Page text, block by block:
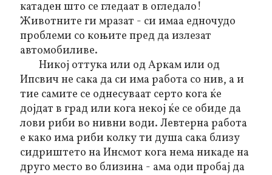
катаден што се гледаат в огледало!
Животните ги мразат - си имаа едночудо
проблеми со коњите пред да излезат
автомобиливе.
Никој оттука или од Аркам или од
Ипсвич не сака да си има работа со нив, а и
тие самите се однесуваат серто кога ќе
дојдат в град или кога некој ќе се обиде да
лови риби во нивни води. Левтерна работа
е како има риби колку ти душа сака близу
сидриштето на Инсмот кога нема никаде на
друго место во близина - ама оди пробај да